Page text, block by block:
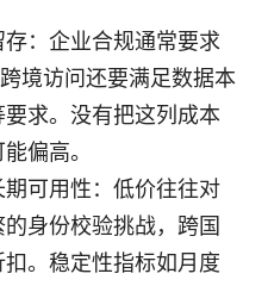
：企业合规通常要求
境访问还要满足数据本
求。没有把这列成本
偏高。
可用性：低价往往对
身份校验挑战，跨国
。稳定性指标如月度